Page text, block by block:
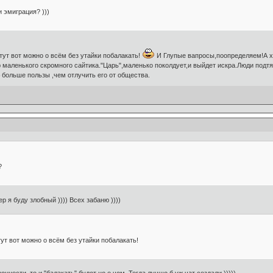
эмиграция? )))
вот можно о всём без утайки побалакать!
И Глупые вапросы,поопределяем!А
скромного сайтика."Царь",маленько поколдует,и выйдет искра.Люди
больше пользы ,чем отлучить его от общества.
я буду злобный )))) Всех забаню ))))
вот можно о всём без утайки побалакать!